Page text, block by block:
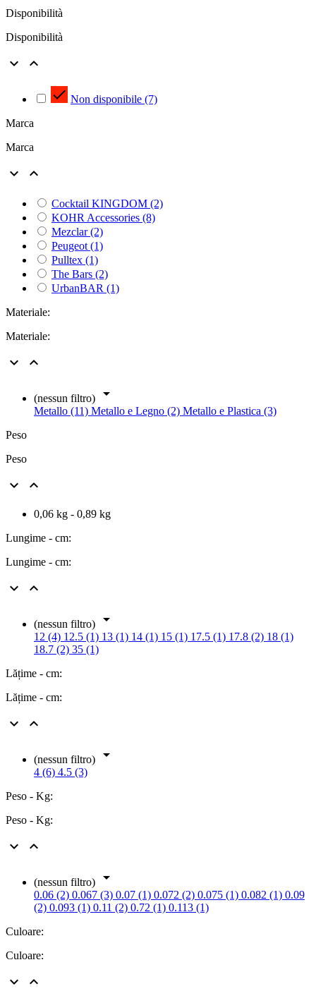
Disponibilità
Disponibilità


 Non disponibile (7)
Marca
Marca
 
Cocktail KINGDOM (2)
KOHR Accessories (8)
Mezclar(2)
Peugeot (1)
Pulltex (1)
The Bars (2)
UrbanBAR (1)
Materiale:
Materiale:
 
(nessun filtro) 
Metallo (11) Metallo e Legno (2) Metallo e Plastica (3)
Peso
Peso
 
0,06 kg - 0,89 kg
Lungime - cm:
Lungime - cm:
 
(nessun filtro) 
12 (4) 12.5 (1) 13 (1) 14 (1) 15 (1) 17.5 (1) 17.8 (2) 18 (1)
18.7 (2) 35 (1)
Lățime - cm:
Lățime - cm:
 
(nessun filtro) 
4 (6) 4.5 (3)
Peso - Kg:
Peso - Kg:
 
(nessun filtro) 
0.06 (2) 0.067 (3) 0.07 (1) 0.072 (2) 0.075 (1) 0.082 (1) 0.09
(2) 0.093 (1) 0.11 (2) 0.72 (1) 0.113 (1)
Culoare:
Culoare:
 